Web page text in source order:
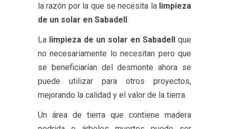
la razón por la que se necesita la limpieza
de un solar en Sabadell.
La limpieza de un solar en Sabadell que
no necesariamente lo necesitan pero que
se beneficiarían del desmonte ahora se
puede utilizar para otros proyectos,
mejorando la calidad y el valor de la tierra.
Un área de tierra que contiene madera